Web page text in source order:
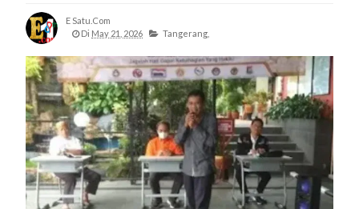
E Satu.com
Di May 21, 2026 Tangerang,